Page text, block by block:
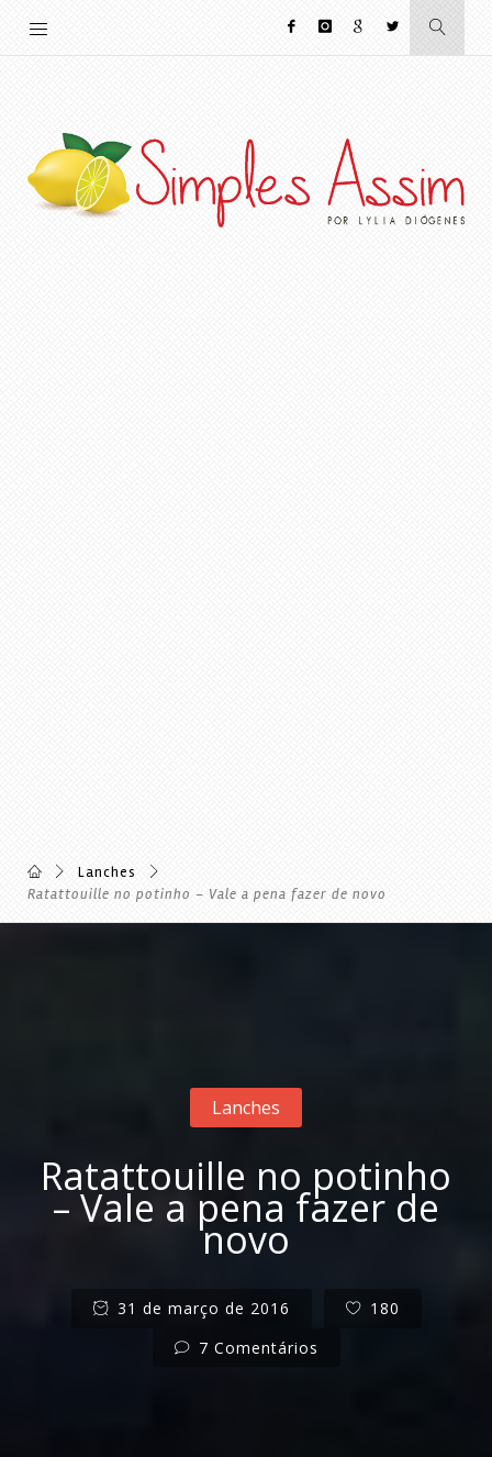
Lanches
Ratattouille no potinho – Vale a pena fazer de novo
Lanches
Ratattouille no potinho
– Vale a pena fazer de
novo
31 de março de 2016
180
7 Comentários